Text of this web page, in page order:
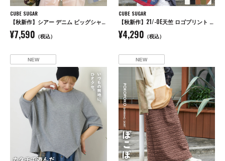
CUBE SUGAR
【秋新作】シアー デニム ビッグシャツ
¥7,590 （税込）
CUBE SUGAR
【秋新作】21/-OE天竺 ロゴプリント ジャストサイズ Tシャツ
¥4,290 （税込）
NEW NEW